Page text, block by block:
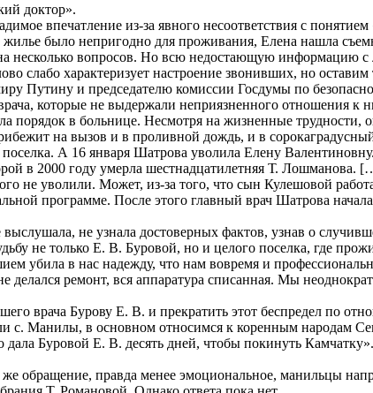
доктор».
впечатление из-за явного несоответствия с
было непригодно для проживания, Елена нашла
несколько вопросов. Но всю недостающую информацию
слабо характеризует настроение звонивших, но
Путину и председателю комиссии Госдумы по
которые не выдержали неприязненного отношения
порядок в больнице. Несмотря на жизненные трудности,
на вызов и в проливной дождь, и в
А 16 января Шатрова уволила Елену
в 2000 году умерла шестнадцатилетняя Т. Лошманова.
не уволили. Может, из-за того, что сын Кулешовой
программе. После этого главный врач Шатрова
не узнала достоверных фактов, узнав о
не только Е. В. Буровой, но и целого поселка, где
убила в нас надежду, что нам вовремя и
делался ремонт, вся аппаратура списанная. Мы
врача Бурову Е. В. и прекратить этот беспредел по
с. Манилы, в основном относимся к коренным народам
дала Буровой Е. В. десять дней, чтобы покинуть Камчатку».
обращение, правда менее эмоциональное, манильцы